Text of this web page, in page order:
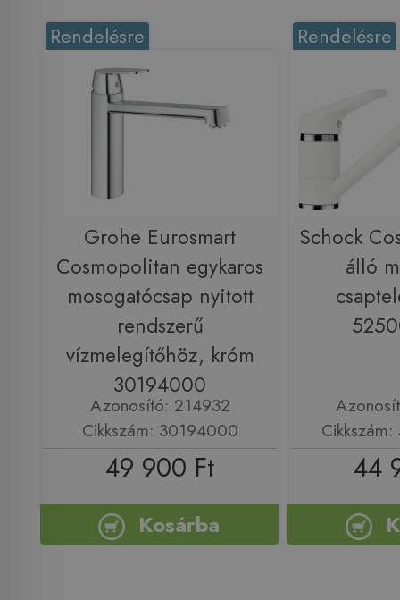
Rendelésre
Grohe Eurosmart
Cosmopolitan egykaros
mosogatócsap nyitott
rendszerű
vízmelegítőhöz, króm
30194000
Azonosító: 214932
Cikkszám: 30194000
49 900 Ft
Kosárba
Rendelésre
Schock
álló
44